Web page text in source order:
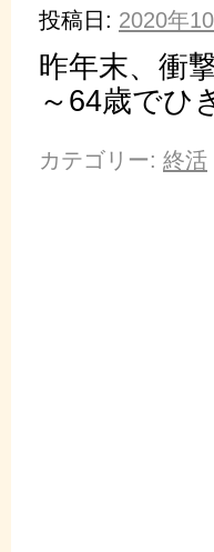
投稿日: 2020年
昨年末、衝
～64歳でひ
カテゴリー: 終活